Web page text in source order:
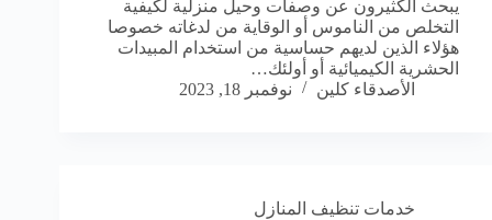
يبحث الكثيرون عن وصفات وحيل منزلية لكيفية
التخلص من الناموس أو الوقاية من لدغاته خصوصا
هؤلاء الذين لديهم حساسية من استخدام المبيدات
الحشرية الكيميائية أو أولئك…
الأصدقاء كلين
نوفمبر 18, 2023
خدمات تنظيف المنازل